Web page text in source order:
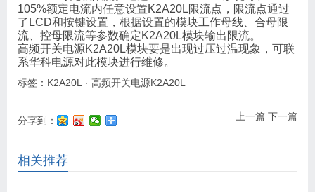
105%额定电流内任意设置K2A20L限流点，限流点通过
了LCD和按键设置，根据设置的模块工作母线、合母限
流、控母限流等参数确定K2A20L模块输出限流。
高频开关电源K2A20L模块要是出现过压过温现象，可联
系华科电源对此模块进行维修。
标签： K2A20L · 高频开关电源K2A20L
上一篇 下一篇
分享到：
相关推荐